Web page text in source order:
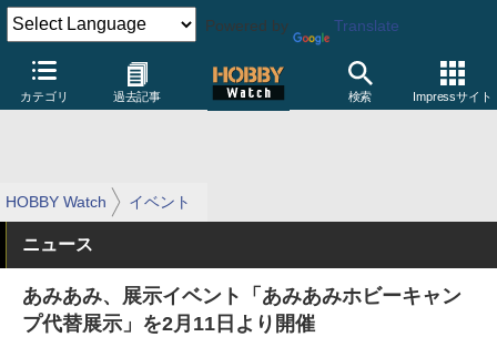
Powered by Translate
カテゴリ 過去記事 検索 Impressサイト
HOBBY Watch イベント
ニュース
あみあみ、展示イベント「あみあみホビーキャン
プ代替展示」を2月11日より開催